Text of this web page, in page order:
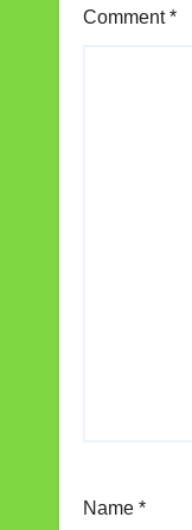
Comment*
Name *